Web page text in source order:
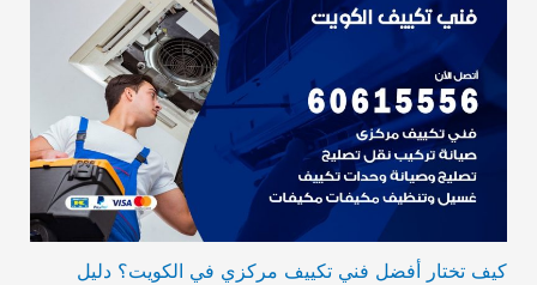
كيف تختار أفضل فني تكييف مركزي في الكويت؟ دليل